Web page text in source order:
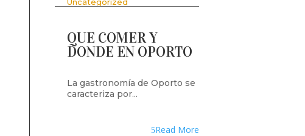
Uncategorized
QUE COMER Y
DONDE EN OPORTO
La gastronomía de Oporto se
caracteriza por...
Read More